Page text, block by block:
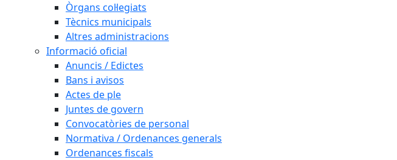
Òrgans col·legiats
Tècnics municipals
Altres administracions
Informació oficial
Anuncis / Edictes
Bans i avisos
Actes de ple
Juntes de govern
Convocatòries de personal
Normativa / Ordenances generals
Ordenances fiscals